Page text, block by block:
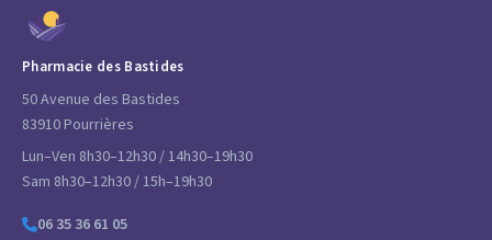
Pharmacie des Bastides
50 Avenue des Bastides
83910 Pourrières
Lun–Ven 8h30–12h30 / 14h30–19h30
Sam 8h30–12h30 / 15h–19h30
06 35 36 61 05